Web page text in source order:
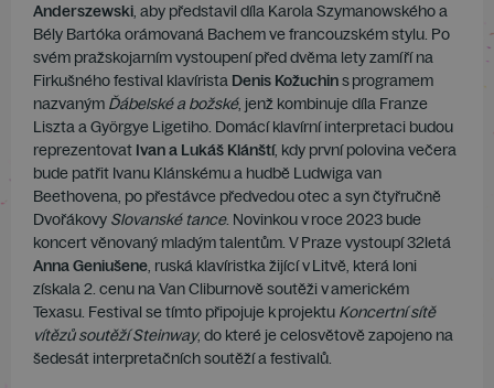
Anderszewski, aby představil díla Karola Szymanowského a
Bély Bartóka orámovaná Bachem ve francouzském stylu. Po
svém pražskojarním vystoupení před dvěma lety zamíří na
Firkušného festival klavírista Denis Kožuchins programem
nazvaným Ďábelské a božské, jenž kombinuje díla Franze
Liszta a Györgye Ligetiho. Domácí klavírní interpretaci budou
reprezentovat Ivan a Lukáš Klánští, kdy první polovina večera
bude patřit Ivanu Klánskému a hudbě Ludwiga van
Beethovena, po přestávce předvedou otec a syn čtyřručně
Dvořákovy Slovanské tance. Novinkou v roce 2023 bude
koncert věnovaný mladým talentům. V Praze vystoupí 32letá
Anna Geniušene, ruská klavíristka žijící v Litvě, která loni
získala 2. cenu na Van Cliburnově soutěži v americkém
Texasu. Festival se tímto připojuje k projektu Koncertní sítě
vítězů soutěží Steinway, do které je celosvětově zapojeno na
šedesát interpretačních soutěží a festivalů.